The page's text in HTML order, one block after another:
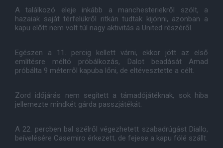
A találkozó eleje inkább a manchesteriekről szólt, a
hazaiak saját térfelükről ritkán tudtak kijönni, azonban a
kapu előtt nem volt túl nagy aktivitás a United részéről.
Egészen a 11. percig kellett várni, ekkor jött az első
említésre méltó próbálkozás, Dalot beadását Amad
próbálta 9 méterről kapuba lőni, de eltévesztette a célt.
Zord időjárás nem segített a támadójátéknak, sok hiba
jellemezte mindkét gárda passzjátékát.
A 22. percben bal szélről végezhetett szabadrúgást Diallo,
beívelésére Casemiro érkezett, de fejese a kapu fölé szállt.